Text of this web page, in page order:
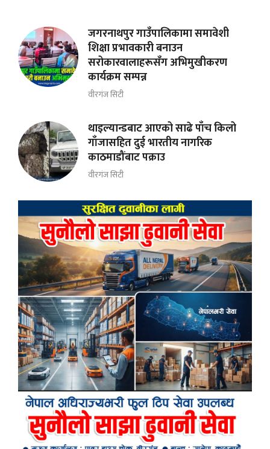
जगरनाथपुर गाउँपालिकामा समावेशी
शिक्षा प्रभावकारी बनाउन
सरोकारवालाहरूसँग अभिमुखीकरण
कार्यक्रम सम्पन्न
वीरगंज सिटी
थाइल्यान्डबाट आएको साढे पाँच किलो
गाँजासहित दुई भारतीय नागरिक
काठमाडौंबाट पक्राउ
वीरगंज सिटी